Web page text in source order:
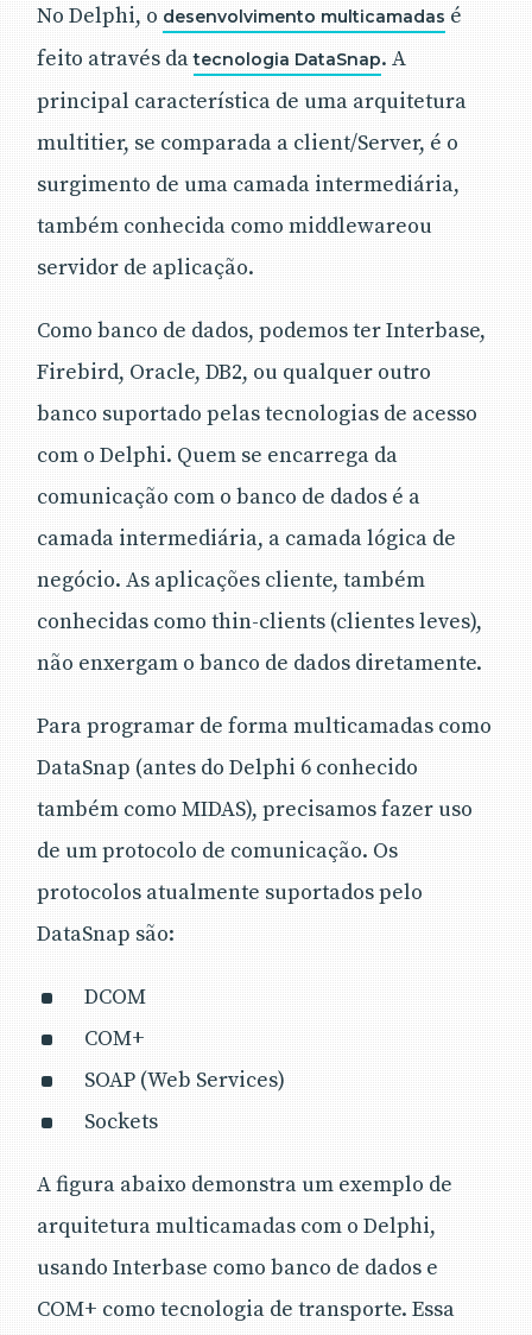
No Delphi, o desenvolvimento multicamadas é
feito através datecnologia DataSnap. A
principal característica de uma arquitetura
multitier, se comparada a client/Server, é o
surgimento de uma camada intermediária,
também conhecida como middlewareou
servidor de aplicação.
Como banco de dados, podemos ter Interbase,
Firebird, Oracle, DB2, ou qualquer outro
banco suportado pelas tecnologias de acesso
com o Delphi. Quem se encarrega da
comunicação com o banco de dados é a
camada intermediária, a camada lógica de
negócio. As aplicações cliente, também
conhecidas como thin-clients (clientes leves),
não enxergam o banco de dados diretamente.
Para programar de forma multicamadas como
DataSnap (antes do Delphi 6 conhecido
também como MIDAS), precisamos fazer uso
de um protocolo de comunicação. Os
protocolos atualmente suportados pelo
DataSnap são:
DCOM
COM+
SOAP (Web Services)
Sockets
A figura abaixo demonstra um exemplo de
arquitetura multicamadas com o Delphi,
usando Interbase como banco de dados e
COM+ como tecnologia de transporte. Essa